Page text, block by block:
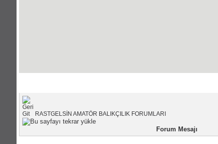
RASTGELSİN AMATÖR BALIKÇILIK FORUMLARI
Forum Mesajı